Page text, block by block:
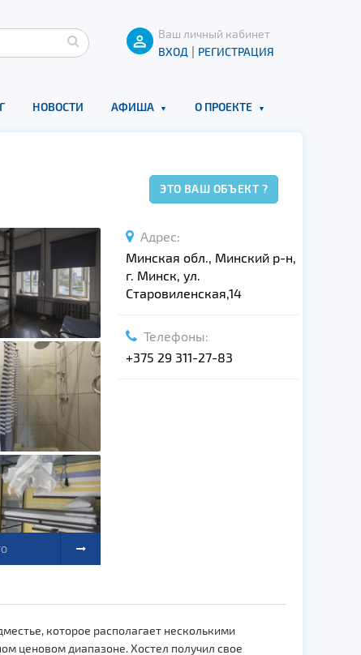
Ваш личный кабинет
ВХОД | РЕГИСТРАЦИЯ
НОВОСТИ АФИША О ПРОЕКТЕ
ЭТО ВАШ ОБЪЕКТ ?
Адрес:
Минская обл., Минский р-н,
г. Минск, ул.
Старовиленская,14
Телефоны:
+375 29 311-27-83
которое располагает несколькими
ценовом диапазоне. Хостел получил свое